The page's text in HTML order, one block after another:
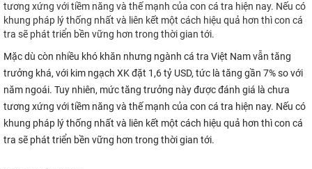
tương xứng với tiềm năng và thế mạnh của con cá tra hiện nay. Nếu có
khung pháp lý thống nhất và liên kết một cách hiệu quả hơn thì con cá
tra sẽ phát triển bền vững hơn trong thời gian tới.
Mặc dù còn nhiều khó khăn nhưng ngành cá tra Việt Nam vẫn tăng
trưởng khá, với kim ngạch XK đặt 1,6 tỷ USD, tức là tăng gần 7% so với
năm ngoái. Tuy nhiên, mức tăng trưởng này được đánh giá là chưa
tương xứng với tiềm năng và thế mạnh của con cá tra hiện nay. Nếu có
khung pháp lý thống nhất và liên kết một cách hiệu quả hơn thì con cá
tra sẽ phát triển bền vững hơn trong thời gian tới.